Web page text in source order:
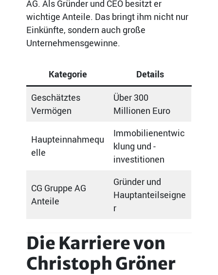
AG. Als Gründer und CEO besitzt er
wichtige Anteile. Das bringt ihm nicht nur
Einkünfte, sondern auch große
Unternehmensgewinne.
Kategorie
Details
Geschätztes
Vermögen
Über 300
Millionen Euro
Haupteinnahmequ
elle
Immobilienentwic
klung und -
investitionen
CG Gruppe AG
Anteile
Gründer und
Hauptanteilseigne
r
Die Karriere von
Christoph Gröner